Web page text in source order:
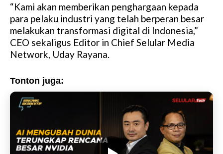
“Kami akan memberikan penghargaan kepada
para pelaku industri yang telah berperan besar
melakukan transformasi digital di Indonesia,”
CEO sekaligus Editor in Chief Selular Media
Network, Uday Rayana.
Tonton juga: